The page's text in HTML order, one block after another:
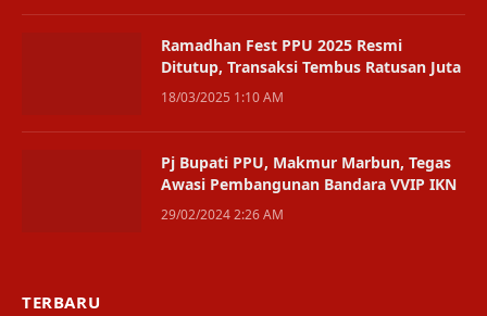
Ramadhan Fest PPU 2025 Resmi
Ditutup, Transaksi Tembus Ratusan Juta
18/03/2025 1:10 AM
Pj Bupati PPU, Makmur Marbun, Tegas
Awasi Pembangunan Bandara VVIP IKN
29/02/2024 2:26 AM
TERBARU